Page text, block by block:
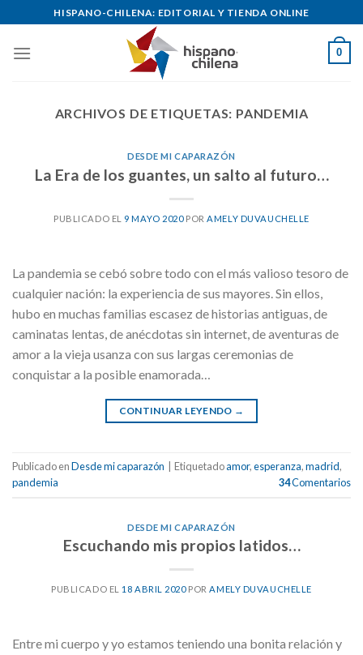
to
content
HISPANO-CHILENA: EDITORIAL Y TIENDA ONLINE
0
ARCHIVOS DE ETIQUETAS: PANDEMIA
DESDE MI CAPARAZÓN
La Era de los guantes, un salto al futuro…
PUBLICADO EL 9 MAYO 2020POR AMELY DUVAUCHELLE
La pandemia se cebó sobre todo con el más valioso tesoro de
cualquier nación: la experiencia de sus mayores. Sin ellos,
hubo en muchas familias escasez de historias antiguas, de
caminatas lentas, de anécdotas sin internet, de aventuras de
amor a la vieja usanza con sus largas ceremonias de
conquistar a la posible enamorada…
CONTINUAR LEYENDO →
Publicado enDesde mi caparazón Etiquetadoamor,esperanza,madrid,
pandemia
34Comentarios
DESDE MI CAPARAZÓN
Escuchando mis propios latidos…
PUBLICADO EL 18 ABRIL 2020PORAMELY DUVAUCHELLE
Entre mi cuerpo y yo estamos teniendo una bonita relación y